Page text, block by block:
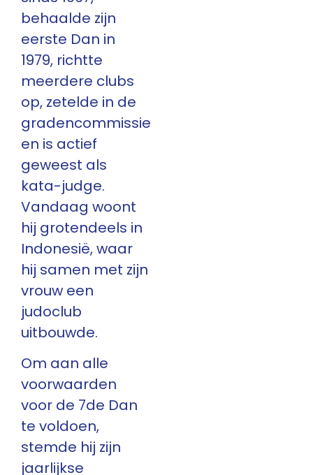
behaalde zijn
eerste Dan in
1979, richtte
meerdere clubs
op, zetelde in de
gradencommissie
en is actief
geweest als
kata-judge.
Vandaag woont
hij grotendeels in
Indonesië, waar
hij samen met zijn
vrouw een
judoclub
uitbouwde.
Om aan alle
voorwaarden
voor de 7de Dan
te voldoen,
stemde hij zijn
jaarlijkse